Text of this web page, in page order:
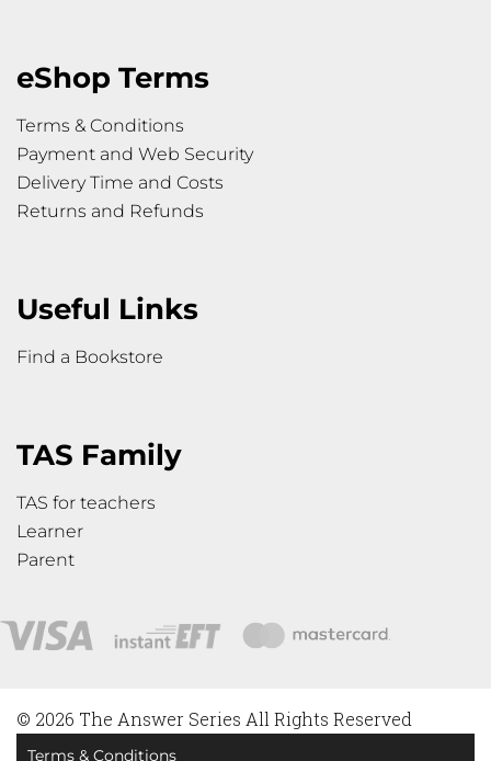
eShop Terms
Terms & Conditions
Payment and Web Security
Delivery Time and Costs
Returns and Refunds
Useful Links
Find a Bookstore
TAS Family
TAS for teachers
Learner
Parent
© 2026 The Answer Series All Rights Reserved
Terms & Conditions